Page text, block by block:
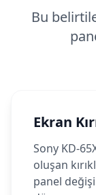
Bu
Ekran
Sony KD-
oluşan
panel